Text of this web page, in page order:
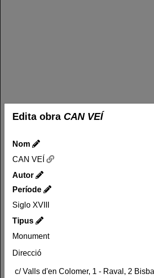
Edita obra CAN VEÍ
Nom
CAN VEÍ
Autor
Període
Siglo XVIII
Tipus
Monument
Direcció
Nom
CAN VEÍ
Autor